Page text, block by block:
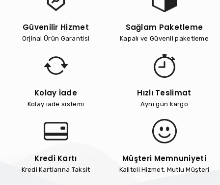
Güvenilir Hizmet
Orjinal Ürün Garantisi
Sağlam Paketleme
Kapalı ve Güvenli paketleme
Kolay İade
Kolay iade sistemi
Hızlı Teslimat
Aynı gün kargo
Kredi Kartı
Kredi Kartlarına Taksit
Müşteri Memnuniyeti
Kaliteli Hizmet, Mutlu Müşteri